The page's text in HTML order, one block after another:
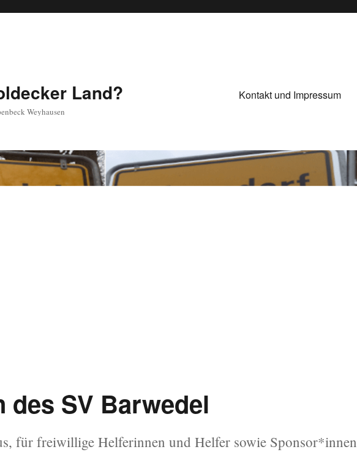
Land?
Weyhausen
Kontakt und Impressum
des SV Barwedel
für freiwillige Helferinnen und Helfer sowie Sponsor*innen